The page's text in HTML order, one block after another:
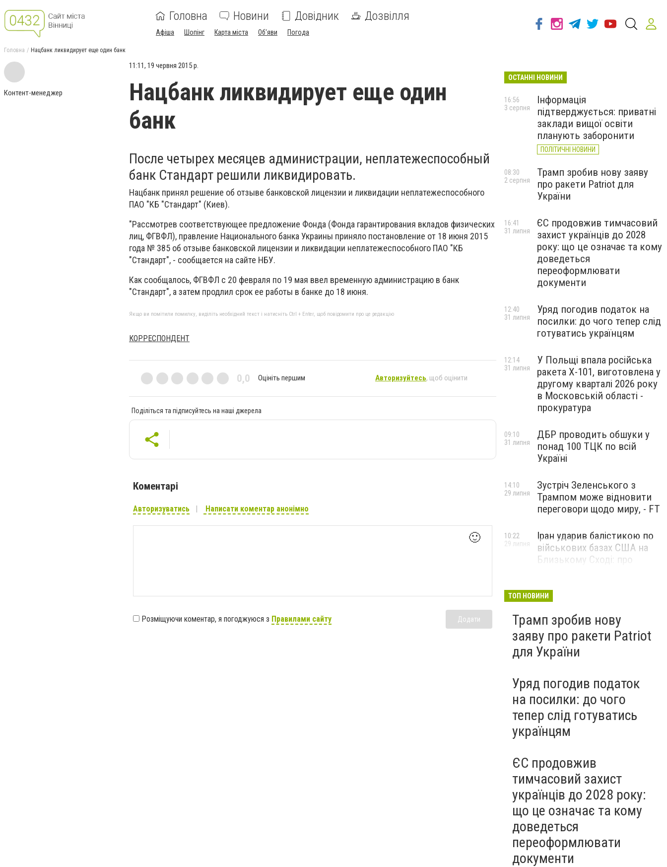
Головна Новини Довідник Дозвілля
Афіша Шопінг Карта міста Об'яви Погода
Головна Нацбанк ликвидирует еще один банк
Контент-менеджер
11:11, 19 червня 2015 р.
Нацбанк ликвидирует еще один
банк
После четырех месяцев администрации, неплатежеспособный
банк Стандарт решили ликвидировать.
Нацбанк принял решение об отзыве банковской лицензии и ликвидации неплатежеспособного
ПАО "КБ "Стандарт" (Киев).
"Рассмотрев соответствующее предложение Фонда (Фонда гарантирования вкладов физических
лиц, ФГВФЛ), правление Национального банка Украины приняло постановление от 18 июня 2015
года № 385 об отзыве банковской лицензии и ликвидации неплатежеспособного ПАО "КБ
"Стандарт", - сообщается на сайте НБУ.
Как сообщалось, ФГВФЛ с 20 февраля по 19 мая ввел временную администрацию в банк
"Стандарт", а затем продлил срок ее работы в банке до 18 июня.
Якщо ви помітили помилку, виділіть необхідний текст і натисніть Ctrl + Enter, щоб повідомити про це редакцію
КОРРЕСПОНДЕНТ
0,0 Оцініть першим Авторизуйтесь, щоб оцінити
Поділіться та підписуйтесь на наші джерела
Коментарі
Авторизуватись Написати коментар анонімно
🙂
Розміщуючи коментар, я погоджуюся з Правилами сайту Додати
ОСТАННІ НОВИНИ
Інформація
підтверджується: приватні
заклади вищої освіти
планують заборонити
ПОЛІТИЧНІ НОВИНИ
16:56
3 серпня
Трамп зробив нову заяву
про ракети Patriot для
України
08:30
2 серпня
ЄС продовжив тимчасовий
захист українців до 2028
року: що це означає та кому
доведеться
переоформлювати
документи
16:41
31 липня
Уряд погодив податок на
посилки: до чого тепер слід
готуватись українцям
12:40
31 липня
У Польщі впала російська
ракета X-101, виготовлена у
другому кварталі 2026 року
в Московській області -
прокуратура
12:14
31 липня
ДБР проводить обшуки у
понад 100 ТЦК по всій
Україні
09:10
31 липня
Зустріч Зеленського з
Трампом може відновити
переговори щодо миру, - FT
14:10
29 липня
Іран ударив балістикою по
військових базах США на
Близькому Сході: про
10:22
29 липня
ТОП НОВИНИ
Трамп зробив нову
заяву про ракети Patriot
для України
Уряд погодив податок
на посилки: до чого
тепер слід готуватись
українцям
ЄС продовжив
тимчасовий захист
українців до 2028 року:
що це означає та кому
доведеться
переоформлювати
документи